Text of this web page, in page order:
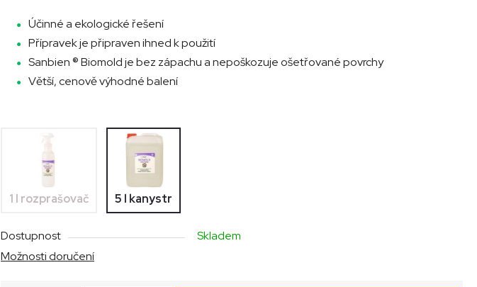
hvězdiček.
Účinné a ekologické řešení
Přípravek je připraven ihned k použití
Sanbien ® Biomold je bez zápachu a nepoškozuje ošetřované povrchy
Větší, cenově výhodné balení
1 l rozprašovač 5 l kanystr
Dostupnost
Skladem
Možnosti doručení